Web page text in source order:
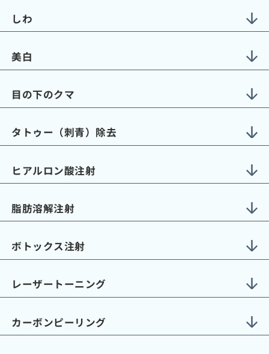
しわ
美白
目の下のクマ
タトゥー（刺青）除去
ヒアルロン酸注射
脂肪溶解注射
ボトックス注射
レーザートーニング
カーボンピーリング